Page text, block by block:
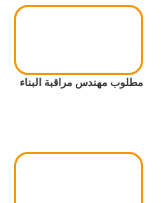
مطلوب مهندس مراقبة البناء